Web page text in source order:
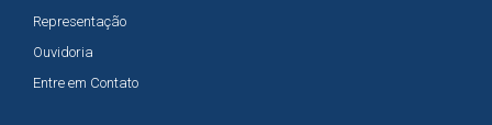
Representação
Ouvidoria
Entre em Contato